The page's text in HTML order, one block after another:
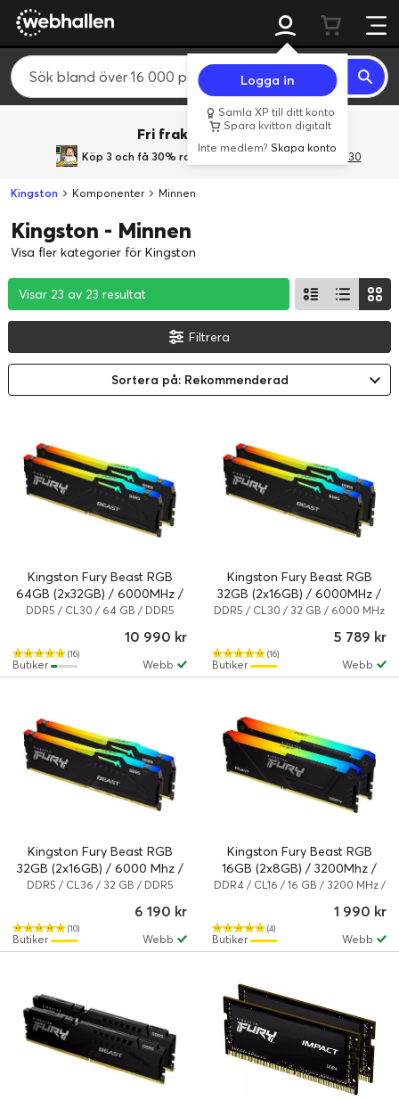
Logga in
Samla XP till ditt konto
Spara kvitton digitalt
Inte medlem?Skapa konto
Fri frakt över 800 kr.
Köp 3 och få 30% rabatt med rabattkoden 3Gives30
Kingston Komponenter Minnen
Kingston - Minnen
Visa fler kategorier för Kingston
Visar 23 av 23 resultat
Visar 23 av 23 resultat
Visar 23 av 23 resultat
Filtrera
Sortera på: Rekommenderad
Kingston Fury Beast RGB
64GB (2x32GB) / 6000MHz /
DDR5 / CL30 /
DDR5 / CL30 / 64 GB / DDR5
(16)
10 990 kr
Webb
Butiker
Kingston Fury Beast RGB
32GB (2x16GB) / 6000MHz /
DDR5 / CL30 /
DDR5 / CL30 / 32 GB / 6000 MHz
(16)
5 789 kr
Webb
Butiker
Kingston Fury Beast RGB
32GB (2x16GB) / 6000 Mhz /
DDR5 / CL36 /
KF560C36BBE2AK2-32
DDR5 / CL36 / 32 GB / DDR5
(10)
6 190 kr
Webb
Butiker
Kingston Fury Beast RGB
16GB (2x8GB) / 3200Mhz /
DDR4 / CL16 /
DDR4 / CL16 / 16 GB / 3200 MHz /
(4)
1 990 kr
Webb
Butiker